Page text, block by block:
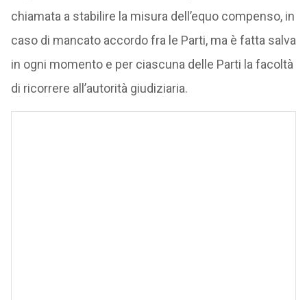
chiamata a stabilire la misura dell’equo compenso, in
caso di mancato accordo fra le Parti, ma è fatta salva
in ogni momento e per ciascuna delle Parti la facoltà
di ricorrere all’autorità giudiziaria.